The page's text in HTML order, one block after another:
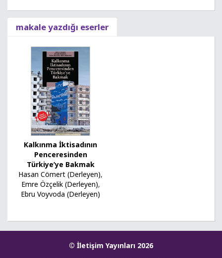
makale yazdığı eserler
Kalkınma İktisadının
Penceresinden
Türkiye’ye Bakmak
Hasan Cömert (Derleyen),
Emre Özçelik (Derleyen),
Ebru Voyvoda (Derleyen)
© İletişim Yayınları 2026